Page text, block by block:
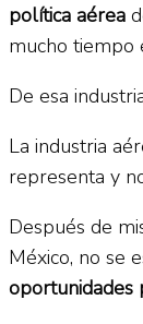
política aérea
mucho tiempo
De esa
La industria
representa y
Después de
México, no se
oportunidades